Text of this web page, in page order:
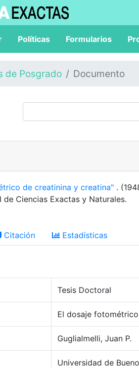
Políticas Formularios
de Posgrado Documento
de creatinina y creatina" .
Ciencias Exactas y Naturales.
Citación Estadísticas
Tesis Doctoral
El dosaje
Guglialmelli, Juan P.
Universidad de